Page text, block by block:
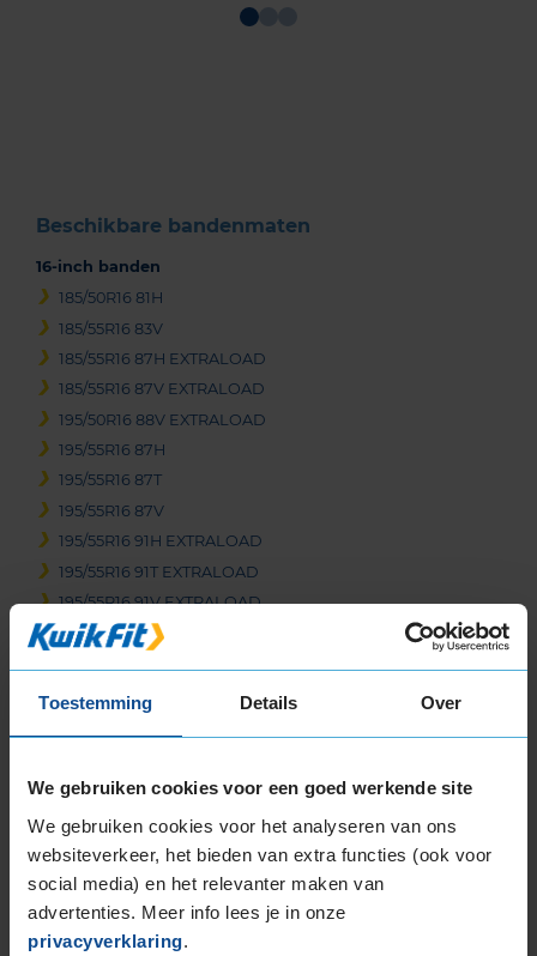
Toestemming Details Over
We gebruiken cookies voor een goed werkende site
We gebruiken cookies voor het analyseren van ons
websiteverkeer, het bieden van extra functies (ook voor
social media) en het relevanter maken van
advertenties. Meer info lees je in onze
privacyverklaring.
Beschikbare bandenmaten
16-inch banden
185/50R16 81H
185/55R16 83V
185/55R16 87H EXTRALOAD
185/55R16 87V EXTRALOAD
195/50R16 88V EXTRALOAD
195/55R16 87H
195/55R16 87T
195/55R16 87V
195/55R16 91H EXTRALOAD
195/55R16 91T EXTRALOAD
195/55R16 91V EXTRALOAD
195/65R16 92V
205/45R16 83W
205/55R16 91W
205/60R16 92H
205/60R16 92V
205/60R16 96H EXTRALOAD
205/60R16 96W EXTRALOAD